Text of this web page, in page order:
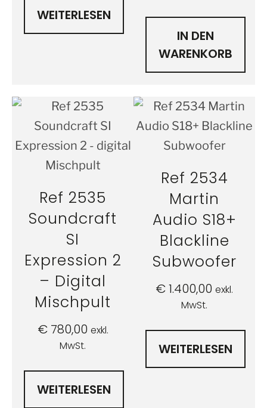
WEITERLESEN
IN DEN
WARENKORB
Ref 2535
Soundcraft
SI
Expression 2
– Digital
Mischpult
€780,00 exkl.
MwSt.
WEITERLESEN
Ref 2534
Martin
Audio S18+
Blackline
Subwoofer
€1.400,00 exkl.
MwSt.
WEITERLESEN